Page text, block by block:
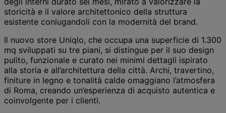
storicità e il valore architettonico della struttura
esistente coniugandoli con la modernità del brand.
Il nuovo store Uniqlo, che occupa una superficie di 1.300
mq sviluppati su tre piani, si distingue per il suo design
pulito, funzionale e curato nei minimi dettagli ispirato
alla storia e all’architettura della città. Archi, travertino,
finiture in legno e tonalità calde omaggiano l’atmosfera
di Roma, creando un’esperienza di acquisto autentica e
coinvolgente per i clienti.